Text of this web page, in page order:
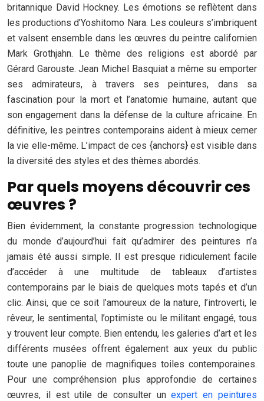
britannique David Hockney. Les émotions se reflètent dans
les productions d’Yoshitomo Nara. Les couleurs s’imbriquent
et valsent ensemble dans les œuvres du peintre californien
Mark Grothjahn. Le thème des religions est abordé par
Gérard Garouste. Jean Michel Basquiat a même su emporter
ses admirateurs, à travers ses peintures, dans sa
fascination pour la mort et l’anatomie humaine, autant que
son engagement dans la défense de la culture africaine. En
définitive, les peintres contemporains aident à mieux cerner
la vie elle-même. L’impact de ces {anchors} est visible dans
la diversité des styles et des thèmes abordés.
Par quels moyens découvrir ces
œuvres ?
Bien évidemment, la constante progression technologique
du monde d’aujourd’hui fait qu’admirer des peintures n’a
jamais été aussi simple. Il est presque ridiculement facile
d’accéder à une multitude de tableaux d’artistes
contemporains par le biais de quelques mots tapés et d’un
clic. Ainsi, que ce soit l’amoureux de la nature, l’introverti, le
rêveur, le sentimental, l’optimiste ou le militant engagé, tous
y trouvent leur compte. Bien entendu, les galeries d’art et les
différents musées offrent également aux yeux du public
toute une panoplie de magnifiques toiles contemporaines.
Pour une compréhension plus approfondie de certaines
œuvres, il est utile de consulter unexpert en peintures